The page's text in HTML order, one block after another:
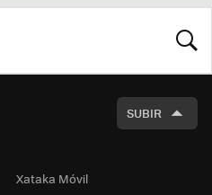
SUBIR
Xataka Móvil